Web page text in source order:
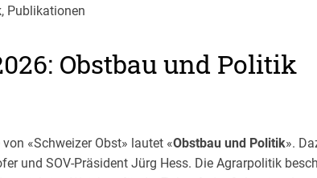
Publikationen
Obstbau und Politik
«Schweizer Obst» lautet «Obstbau und Politik».
und SOV-Präsident Jürg Hess. Die Agrarpolitik